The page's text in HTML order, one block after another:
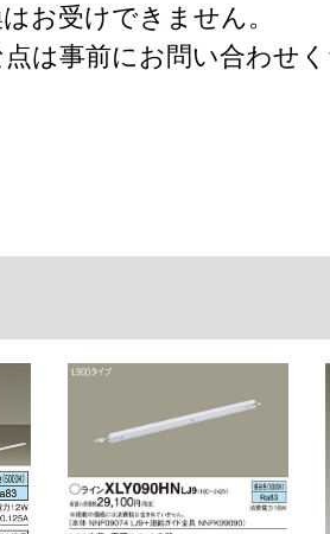
お受けできません。
点は事前にお問い合わせ